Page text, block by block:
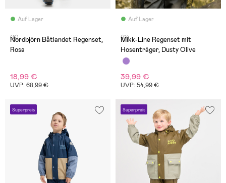
Auf Lager
(6)
Nordbjörn Båtlandet Regenset,
Rosa
18,99 €
UVP: 68,99 €
Auf Lager
(0)
Mikk-Line Regenset mit
Hosenträger, Dusty Olive
39,99 €
UVP: 54,99 €
Superpreis Superpreis